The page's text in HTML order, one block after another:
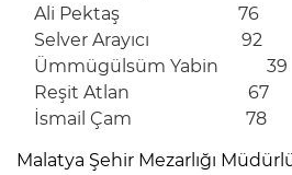
Ali Pektaş 76
Selver Arayıcı 92
Ümmügülsüm Yabin
Reşit Atlan 67
İsmail Çam 78
Malatya Şehir Mezarlığı